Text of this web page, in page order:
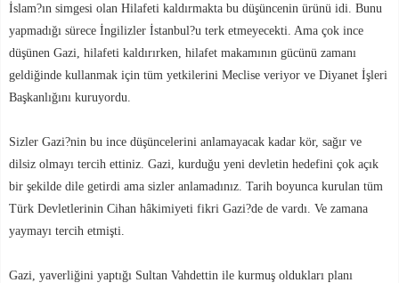
İslam?ın simgesi olan Hilafeti kaldırmakta bu düşüncenin ürünü idi. Bunu
yapmadığı sürece İngilizler İstanbul?u terk etmeyecekti. Ama çok ince
düşünen Gazi, hilafeti kaldırırken, hilafet makamının gücünü zamanı
geldiğinde kullanmak için tüm yetkilerini Meclise veriyor ve Diyanet İşleri
Başkanlığını kuruyordu.
Sizler Gazi?nin bu ince düşüncelerini anlamayacak kadar kör, sağır ve
dilsiz olmayı tercih ettiniz. Gazi, kurduğu yeni devletin hedefini çok açık
bir şekilde dile getirdi ama sizler anlamadınız. Tarih boyunca kurulan tüm
Türk Devletlerinin Cihan hâkimiyeti fikri Gazi?de de vardı. Ve zamana
yaymayı tercih etmişti.
Gazi, yaverliğini yaptığı Sultan Vahdettin ile kurmuş oldukları planı